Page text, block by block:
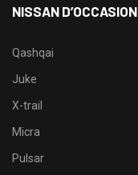
NISSAN D’OCCASION
Qashqai
Juke
X-trail
Micra
Pulsar